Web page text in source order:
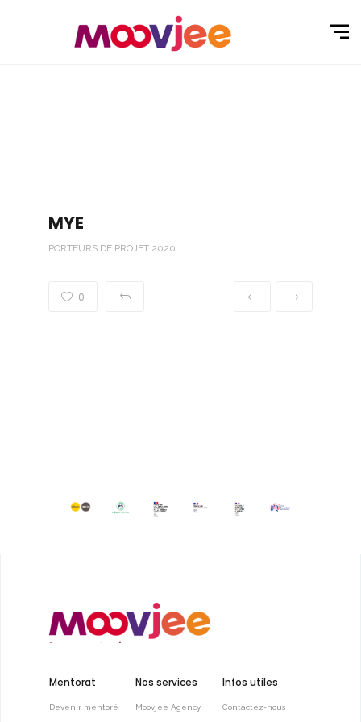
MYE
PORTEURS DE PROJET 2020
0
Mentorat
Devenir mentoré
Nos services
Moovjee Agency
Infos utiles
Contactez-nous